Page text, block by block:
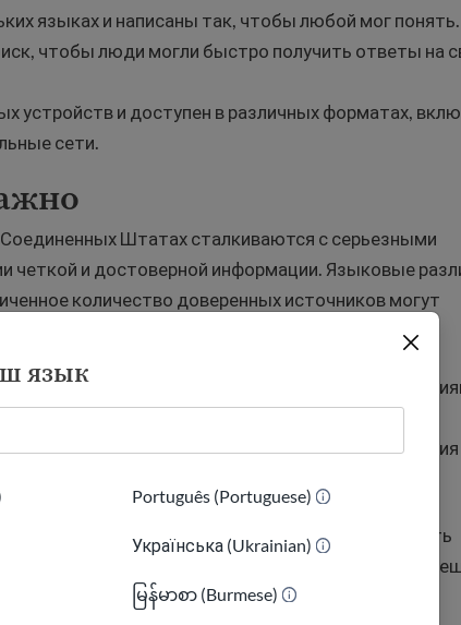
язык
Português (Portuguese)
Українська (Ukrainian)
မြန်မာစာ (Burmese)
языках и написаны так, чтобы любой мог понять.
чтобы люди могли быстро получить ответы на
устройств и доступен в различных форматах,
сети.
Штатах сталкиваются с серьезными
четкой и достоверной информации. Языковые
количество доверенных источников могут
вызовы часто усугубляются быстрыми
может понадобиться принимать важные
или вводит в заблуждение, последствия могут быть
подверженность мошенничеству или
рисков.